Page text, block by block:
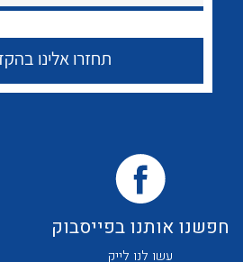
חפשנו אותנו בפייסבוק
עשו לנו לייק